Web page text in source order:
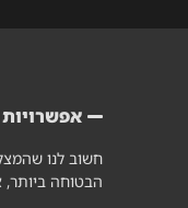
חשוב לנו
הבטוחה ביותר,